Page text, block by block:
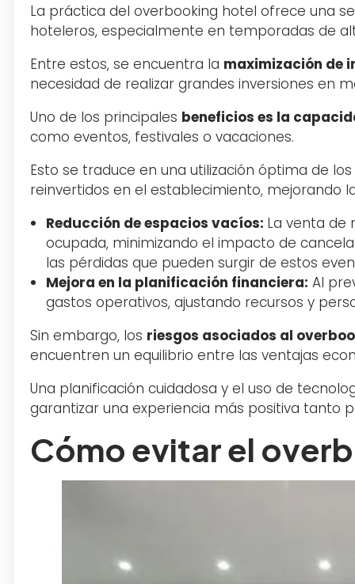
La práctica del overbooking hotel ofrece una
hoteleros, especialmente en temporadas de
Entre estos, se encuentra la maximización de
necesidad de realizar grandes inversiones en
Uno de los principales beneficios es la
como eventos, festivales o vacaciones.
Esto se traduce en una utilización óptima de
reinvertidos en el establecimiento, mejorando
Reducción de espacios vacíos: La venta de
ocupada, minimizando el impacto de
las pérdidas que pueden surgir de estos
Mejora en la planificación financiera: Al
gastos operativos, ajustando recursos y
Sin embargo, los riesgos asociados al
encuentren un equilibrio entre las ventajas
Una planificación cuidadosa y el uso de
garantizar una experiencia más positiva tanto
Cómo evitar el